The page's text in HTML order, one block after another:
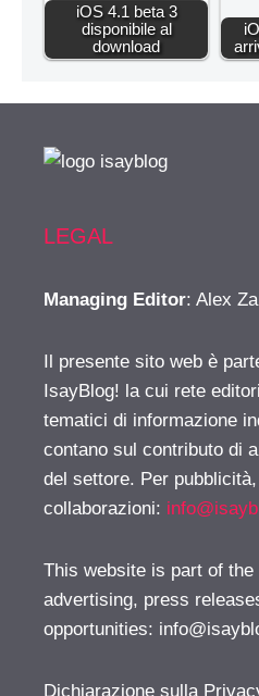
iOS 4.1 beta 3
disponibile al
download
LEGAL
Managing Editor: Alex
Il presente sito web è
IsayBlog! la cui rete
tematici di informazione
contano sul contributo di
del settore. Per
collaborazioni:
This website is part of
advertising, press
opportunities:
Dichiarazione sulla